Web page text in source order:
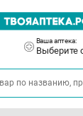
Ваша аптека:
Выберите